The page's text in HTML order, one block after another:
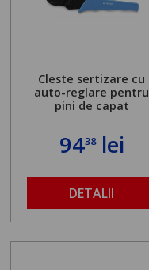
Cleste sertizare cu
auto-reglare pentru
pini de capat
9438lei
DETALII